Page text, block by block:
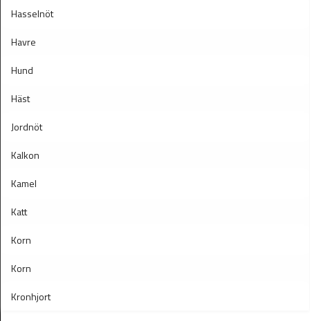
Hasselnöt
Havre
Hund
Häst
Jordnöt
Kalkon
Kamel
Katt
Korn
Korn
Kronhjort